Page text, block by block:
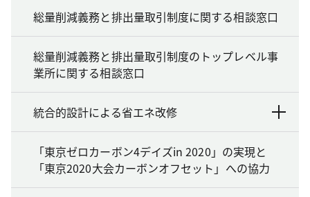
総量削減義務と排出量取引制度に関する相談窓口
総量削減義務と排出量取引制度のトップレベル事
業所に関する相談窓口
統合的設計による省エネ改修
「東京ゼロカーボン4デイズin 2020」の実現と
「東京2020大会カーボンオフセット」への協力